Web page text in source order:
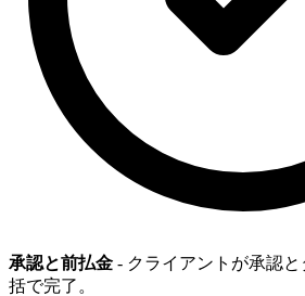
承認と前払金 - クライアントが承認
括で完了。